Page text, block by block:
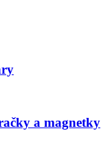
a magnetky